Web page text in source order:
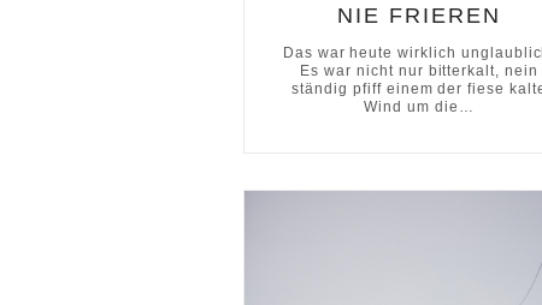
NIE FRIEREN
Das war heute wirklich
Es war nicht nur bitterkalt, nein
ständig pfiff einem der fiese
Wind um die…